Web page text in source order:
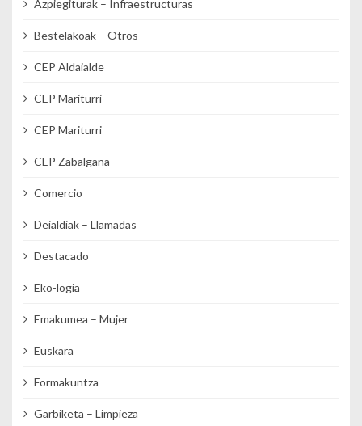
Azpiegiturak – Infraestructuras
Bestelakoak – Otros
CEP Aldaialde
CEP Mariturri
CEP Mariturri
CEP Zabalgana
Comercio
Deialdiak – Llamadas
Destacado
Eko-logia
Emakumea – Mujer
Euskara
Formakuntza
Garbiketa – Limpieza